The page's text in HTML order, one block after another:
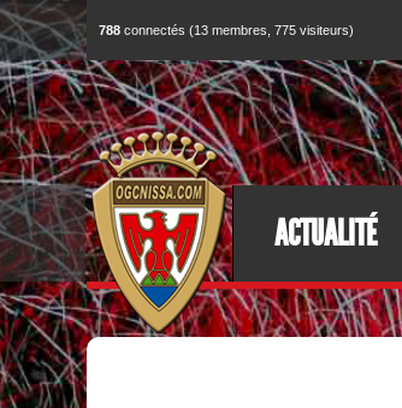
788 connectés (13 membres, 775 visiteurs)
ACTUALITÉ